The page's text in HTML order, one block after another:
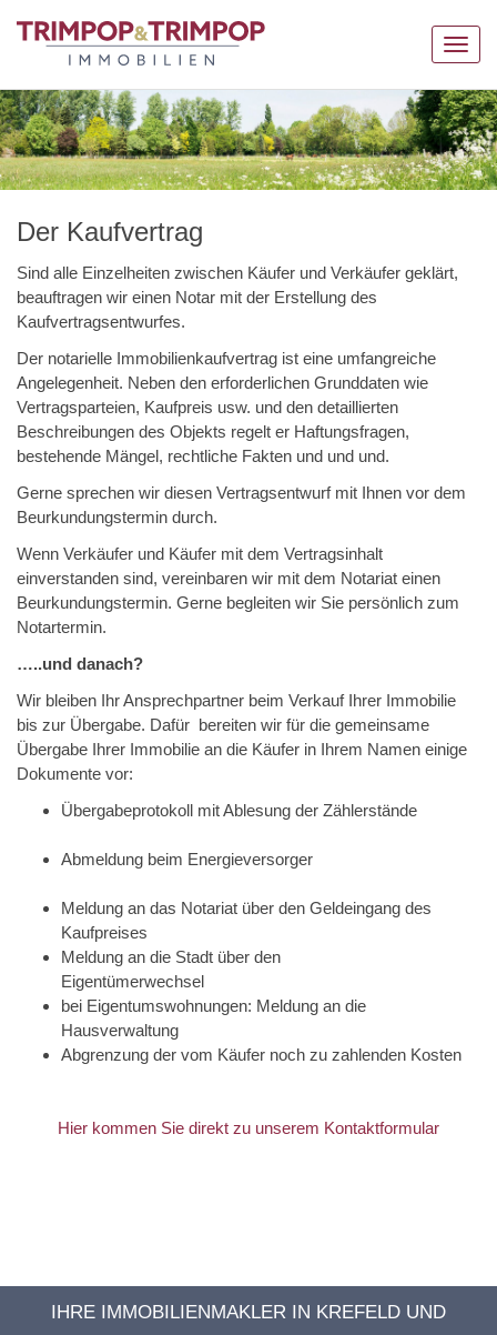
Der Kaufvertrag
Sind alle Einzelheiten zwischen Käufer und Verkäufer geklärt,
beauftragen wir einen Notar mit der Erstellung des
Kaufvertragsentwurfes.
Der notarielle Immobilienkaufvertrag ist eine umfangreiche
Angelegenheit. Neben den erforderlichen Grunddaten wie
Vertragsparteien, Kaufpreis usw. und den detaillierten
Beschreibungen des Objekts regelt er Haftungsfragen,
bestehende Mängel, rechtliche Fakten und und und.
Gerne sprechen wir diesen Vertragsentwurf mit Ihnen vor dem
Beurkundungstermin durch.
Wenn Verkäufer und Käufer mit dem Vertragsinhalt
einverstanden sind, vereinbaren wir mit dem Notariat einen
Beurkundungstermin. Gerne begleiten wir Sie persönlich zum
Notartermin.
…..und danach?
Wir bleiben Ihr Ansprechpartner beim Verkauf Ihrer Immobilie
bis zur Übergabe. Dafür bereiten wir für die gemeinsame
Übergabe Ihrer Immobilie an die Käufer in Ihrem Namen einige
Dokumente vor:
Übergabeprotokoll mit Ablesung der Zählerstände
Abmeldung beim Energieversorger
Meldung an das Notariat über den Geldeingang des
Kaufpreises
Meldung an die Stadt über den
Eigentümerwechsel
bei Eigentumswohnungen: Meldung an die
Hausverwaltung
Abgrenzung der vom Käufer noch zu zahlenden Kosten
Hier kommen Sie direkt zu unserem Kontaktformular
IHRE IMMOBILIENMAKLER IN KREFELD UND